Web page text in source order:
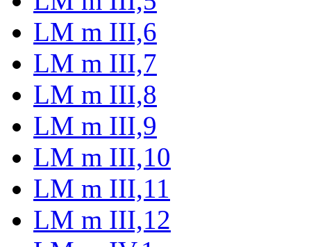
LM m III,6
LM m III,7
LM m III,8
LM m III,9
LM m III,10
LM m III,11
LM m III,12